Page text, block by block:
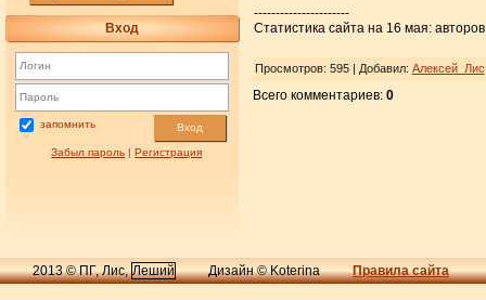
Вход
запомнить Вход
Забыл пароль |Регистрация
----------------------
Статистика сайта на 16 мая:
Просмотров: 595 | Добавил: Алексей_Лис
Всего комментариев: 0
2013 © ПГ, Лис,Леший Дизайн © Koterina Правила сайта